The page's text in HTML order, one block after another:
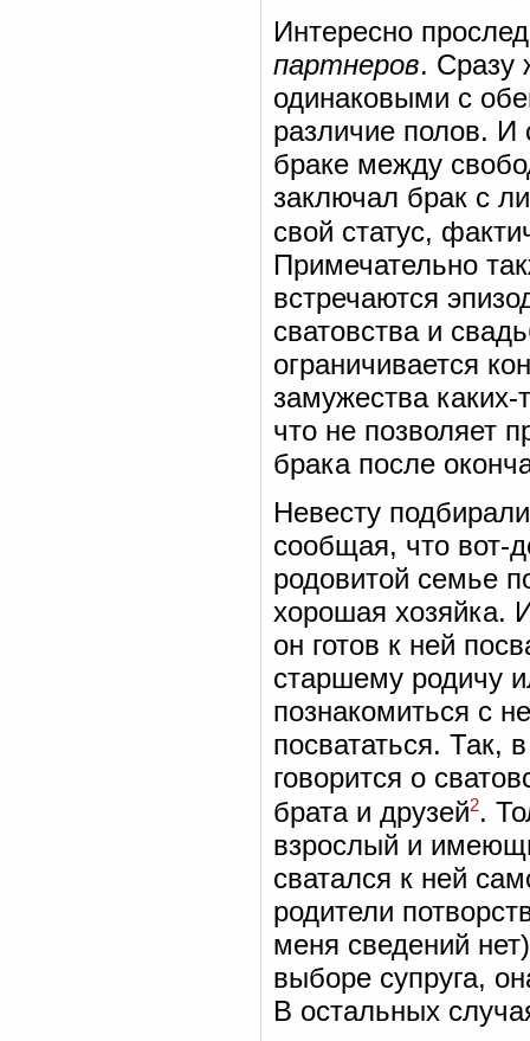
Интересно
партнеров. Сразу
одинаковыми с
различие полов. И
браке между
заключал брак с
свой статус,
Примечательно
встречаются
сватовства и
ограничивается
замужества
что не позволяет
брака после
Невесту
сообщая, что вот-
родовитой семье
хорошая хозяйка.
он готов к ней
старшему родичу
познакомиться с
посвататься. Так,
говорится о
брата и друзей2.
взрослый и
сватался к ней
родители
меня сведений
выборе супруга,
В остальных